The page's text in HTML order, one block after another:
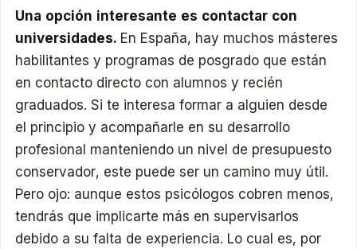
Una opción interesante es contactar con
universidades. En España, hay muchos másteres
habilitantes y programas de posgrado que están
en contacto directo con alumnos y recién
graduados. Si te interesa formar a alguien desde
el principio y acompañarle en su desarrollo
profesional manteniendo un nivel de presupuesto
conservador, este puede ser un camino muy útil.
Pero ojo: aunque estos psicólogos cobren menos,
tendrás que implicarte más en supervisarlos
debido a su falta de experiencia. Lo cual es, por